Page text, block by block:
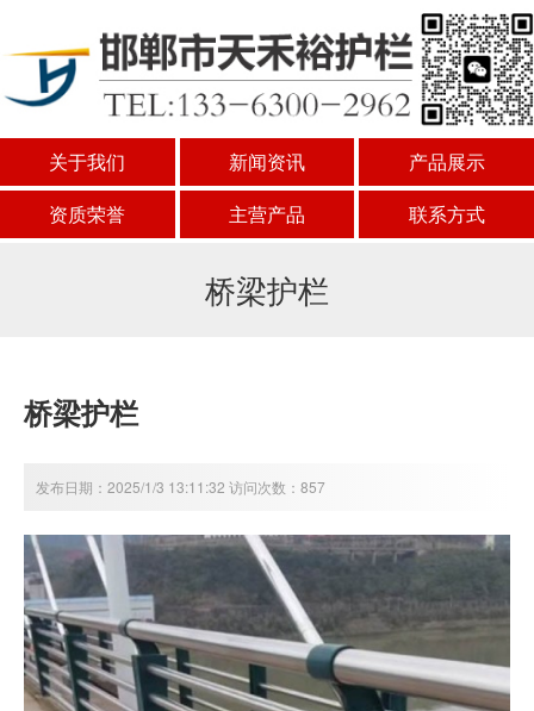
关于我们 新闻资讯
产品展示
资质荣誉
主营产品 联系方式
桥梁护栏
桥梁护栏
发布日期：2025/1/3 13:11:32 访问次数：857